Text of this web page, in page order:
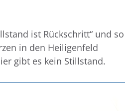
ist Rückschritt“ und so
in den Heiligenfeld
gibt es kein Stillstand.